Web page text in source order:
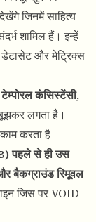
जिनमें साहित्य
शामिल हैं। इन्हें
डेटासेट और मेट्रिक्स
टेम्पोरल कंसिस्टेंसी,
लगता है।
करता है
पहले से ही उस
बैकग्राउंड रिमूवल
जिस पर VOID